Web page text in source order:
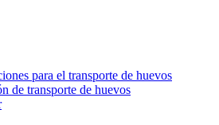
para el transporte de huevos
de transporte de huevos